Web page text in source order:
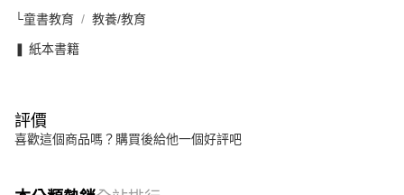
└童書教育 教養/教育
❚ 紙本書籍
評價
喜歡這個商品嗎？購買後給他一個好評吧